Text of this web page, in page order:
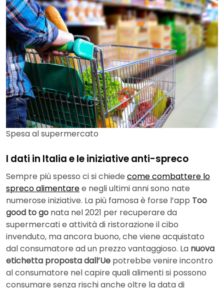
Spesa al supermercato
I dati in Italia e le iniziative anti-spreco
Sempre più spesso ci si chiede come combattere lo
spreco alimentaree negli ultimi anni sono nate
numerose iniziative. La più famosa è forse l’app Too
good to go nata nel 2021 per recuperare da
supermercati e attività di ristorazione il cibo
invenduto, ma ancora buono, che viene acquistato
dal consumatore ad un prezzo vantaggioso. La nuova
etichetta proposta dall’Ue potrebbe venire incontro
al consumatore nel capire quali alimenti si possono
consumare senza rischi anche oltre la data di